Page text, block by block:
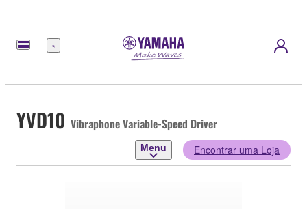
Menu
YVD10 Vibraphone Variable-Speed Driver
Menu Encontrar uma Loja